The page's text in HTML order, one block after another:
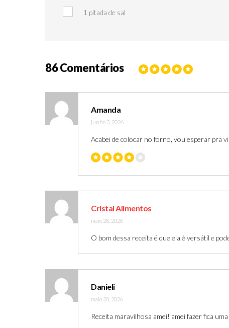
1 pitada de sal
86 Comentários
Amanda
junho 3, 2026
Acabei de colocar no forno, vou esperar pra
Cristal Alimentos
maio 28, 2026
O bom dessa receita é que ela é versátil e
Danieli
maio 20, 2026
Receita maravilhosa amei! amei fazer fica